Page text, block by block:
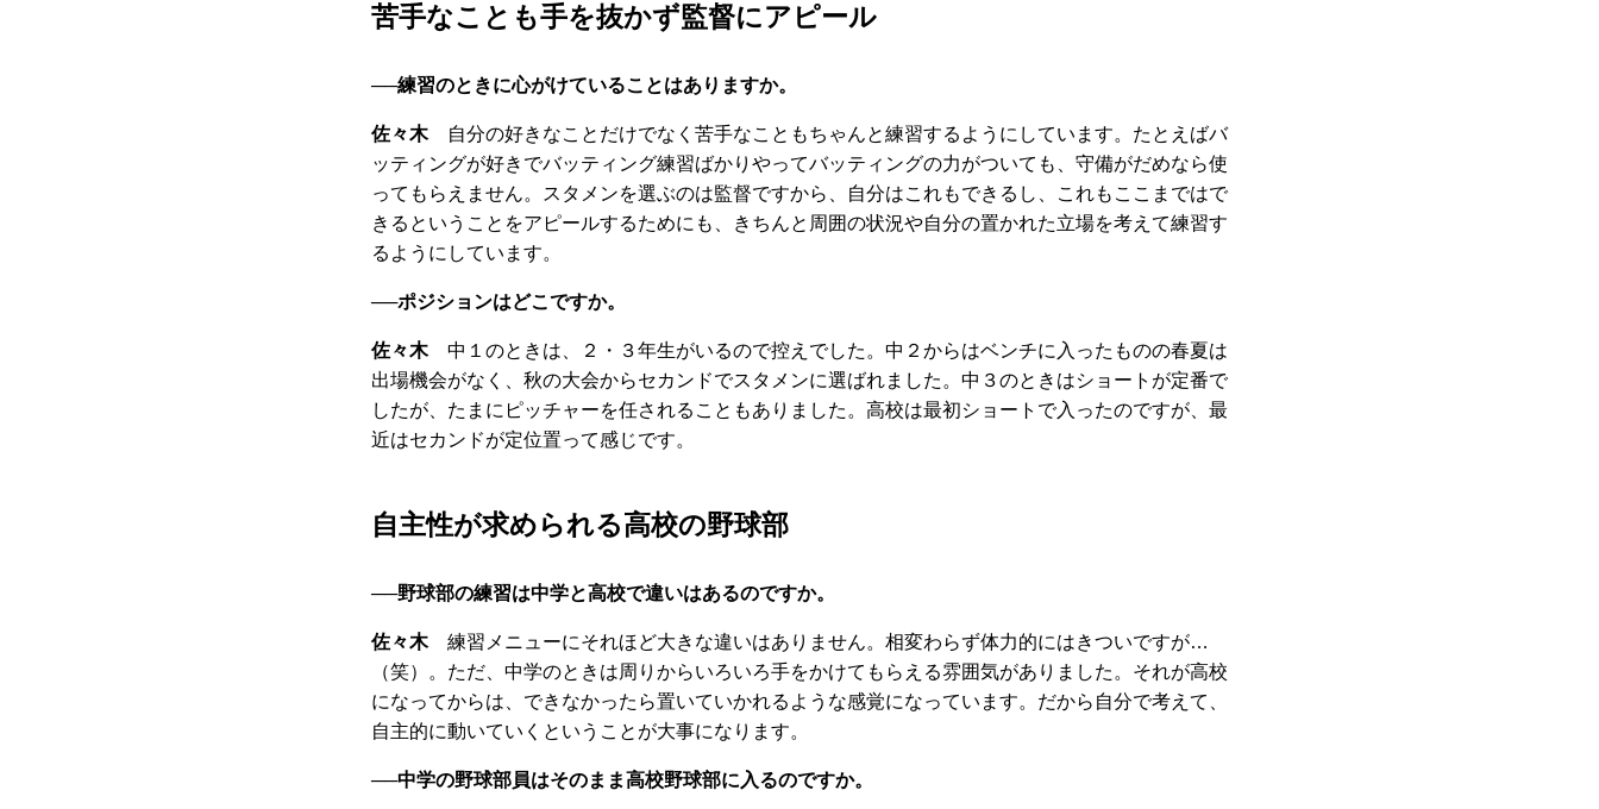
苦手なことも手を抜かず監督にアピール
──練習のときに心がけていることはありますか。
佐々木自分の好きなことだけでなく苦手なこともちゃんと練習するようにしています。たとえばバ
ッティングが好きでバッティング練習ばかりやってバッティングの力がついても、守備がだめなら使
ってもらえません。スタメンを選ぶのは監督ですから、自分はこれもできるし、これもここまではで
きるということをアピールするためにも、きちんと周囲の状況や自分の置かれた立場を考えて練習す
るようにしています。
──ポジションはどこですか。
佐々木中１のときは、２・３年生がいるので控えでした。中２からはベンチに入ったものの春夏は
出場機会がなく、秋の大会からセカンドでスタメンに選ばれました。中３のときはショートが定番で
したが、たまにピッチャーを任されることもありました。高校は最初ショートで入ったのですが、最
近はセカンドが定位置って感じです。
自主性が求められる高校の野球部
──野球部の練習は中学と高校で違いはあるのですか。
佐々木練習メニューにそれほど大きな違いはありません。相変わらず体力的にはきついですが…
（笑）。ただ、中学のときは周りからいろいろ手をかけてもらえる雰囲気がありました。それが高校
になってからは、できなかったら置いていかれるような感覚になっています。だから自分で考えて、
自主的に動いていくということが大事になります。
──中学の野球部員はそのまま高校野球部に入るのですか。